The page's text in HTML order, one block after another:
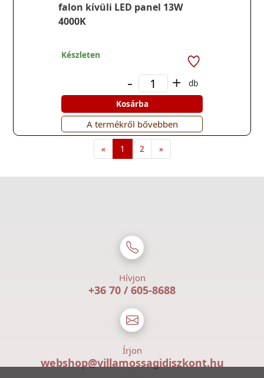
falon kívüli LED panel 13W
4000K
Készleten
- +
db
Kosárba
A termékről bővebben
« 1 2 »
Hívjon
+36 70 / 605-8688
Írjon
webshop@villamossagidiszkont.hu